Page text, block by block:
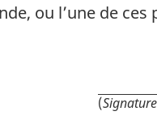
ou l’une de ces
(